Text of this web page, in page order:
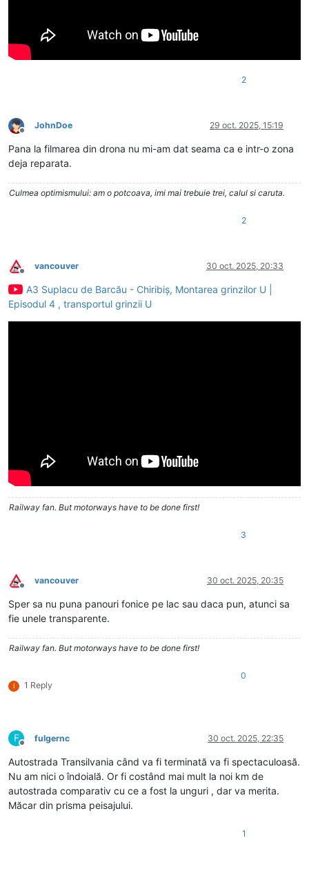
2
Deconectat
JohnDoe 29 oct. 2025, 15:19
Pana la filmarea din drona nu mi-am dat seama ca e intr-o zona
deja reparata.
Culmea optimismului: am o potcoava, imi mai trebuie trei, calul si caruta.
2
Deconectat
vancouver 30 oct. 2025, 20:33
A3 Suplacu de Barcău - Chiribiș, Montarea grinzilor U |
Episodul 4 , transportul grinzii U
Railway fan. But motorways have to be done first!
3
Deconectat
vancouver 30 oct. 2025, 20:35
Sper sa nu puna panouri fonice pe lac sau daca pun, atunci sa
fie unele transparente.
Railway fan. But motorways have to be done first!
I 1 Reply
0
F
Deconectat
fulgernc 30 oct. 2025, 22:35
Autostrada Transilvania când va fi terminată va fi spectaculoasă.
Nu am nici o îndoială. Or fi costând mai mult la noi km de
autostrada comparativ cu ce a fost la unguri , dar va merita.
Măcar din prisma peisajului.
1